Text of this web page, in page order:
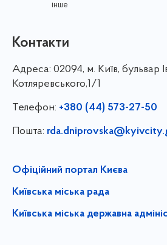
інше
Контакти
Адреса: 02094, м. Київ, бульвар
Котляревського,1/1
Телефон: +380 (44) 573-27-50
Пошта:
Офіційний портал Києва
Київська міська рада
Київська міська державна